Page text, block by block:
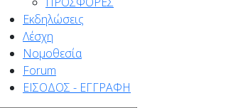
Εκδηλώσεις
Λέσχη
Νομοθεσία
Forum
ΕΙΣΟΔΟΣ - ΕΓΓΡΑΦΗ